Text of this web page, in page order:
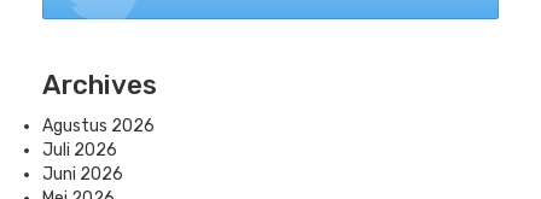
Archives
Agustus 2026
Juli 2026
Juni 2026